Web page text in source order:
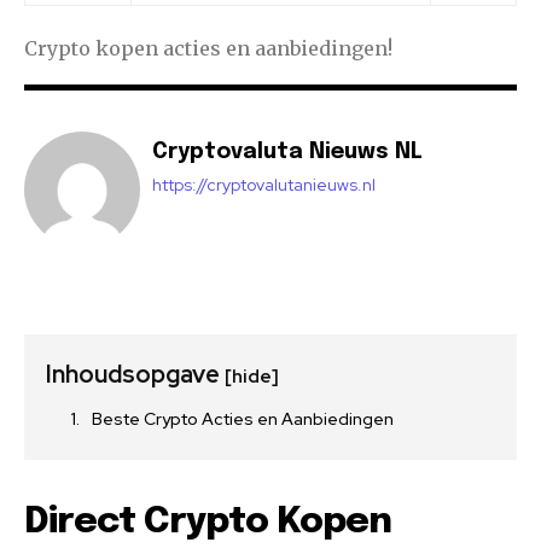
Crypto kopen acties en aanbiedingen!
Cryptovaluta Nieuws NL
https://cryptovalutanieuws.nl
Inhoudsopgave [hide]
Beste Crypto Acties en Aanbiedingen
Direct Crypto Kopen